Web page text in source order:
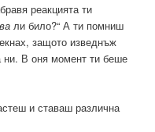
реакцията ти
ли било?“ А ти помниш
защото изведнъж
ни. В оня момент ти беше
и ставаш различна